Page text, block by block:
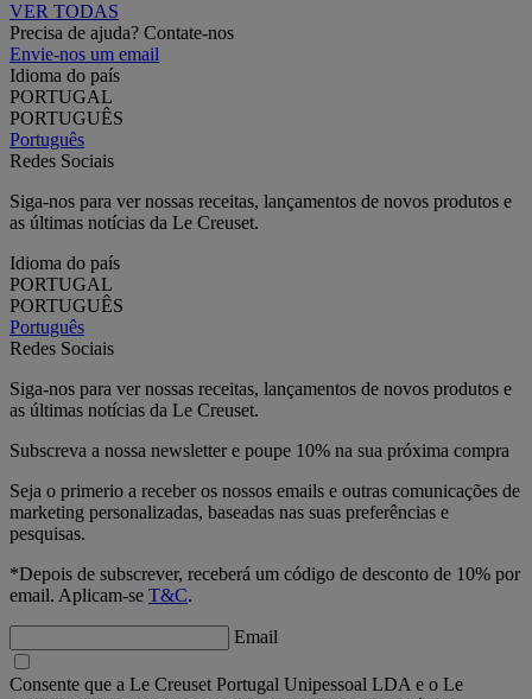
VER TODAS
Precisa de ajuda? Contate-nos
Envie-nos um email
Idioma do país
PORTUGAL
PORTUGUÊS
Português
Redes Sociais
Siga-nos para ver nossas receitas, lançamentos de novos produtos e
as últimas notícias da Le Creuset.
Idioma do país
PORTUGAL
PORTUGUÊS
Português
Redes Sociais
Siga-nos para ver nossas receitas, lançamentos de novos produtos e
as últimas notícias da Le Creuset.
Subscreva a nossa newsletter e poupe 10% na sua próxima compra
Seja o primerio a receber os nossos emails e outras comunicações de
marketing personalizadas, baseadas nas suas preferências e
pesquisas.
*Depois de subscrever, receberá um código de desconto de 10% por
email. Aplicam-se T&C.
Email
Consente que a Le Creuset Portugal Unipessoal LDA e o Le